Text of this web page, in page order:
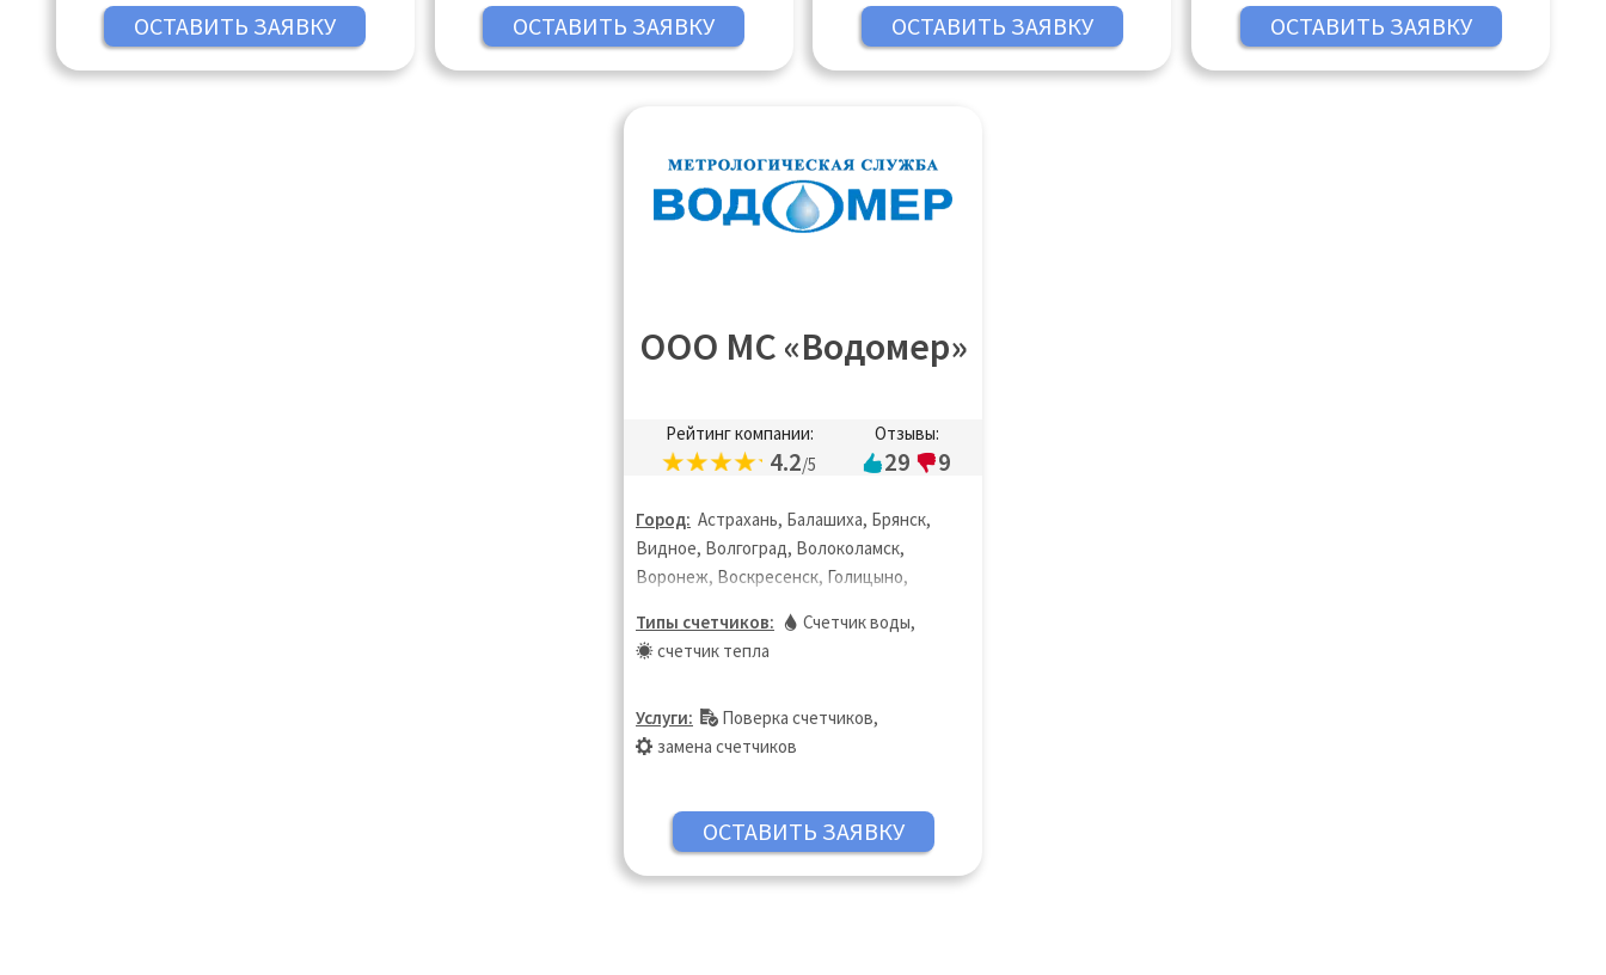
ООО МС «Водомер»
Рейтинг компании:
4.2/5
Отзывы:
29 9
Город: Астрахань, Балашиха, Брянск,
Видное, Волгоград, Волоколамск,
Воронеж, Воскресенск, Голицыно,
Дмитров, Долгопрудный, Домодедово,
Дубна, Екатеринбург, Жуковский,
Ивантеевка, Ижевск, Истра, Казань,
Калининград, Калуга, Кашира, Кинешма,
Кострома, Котельники, Красногорск,
Краснодар, Краснодар, Краснозаводск,
Краснознаменск, Кубинка, Куровское,
Типы счетчиков: Счетчик воды,
счетчик тепла
Услуги: Поверка счетчиков,
замена счетчиков